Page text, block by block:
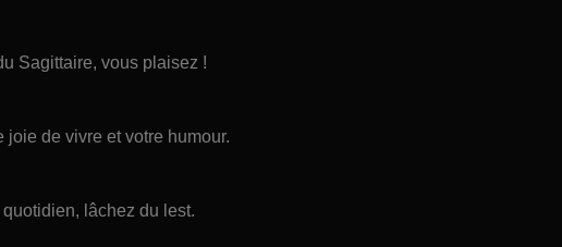
Sagittaire, vous plaisez !
joie de vivre et votre humour.
lâchez du lest.